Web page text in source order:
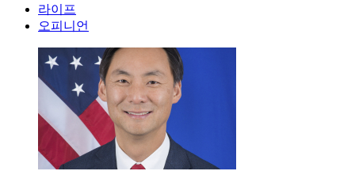
라이프
오피니언